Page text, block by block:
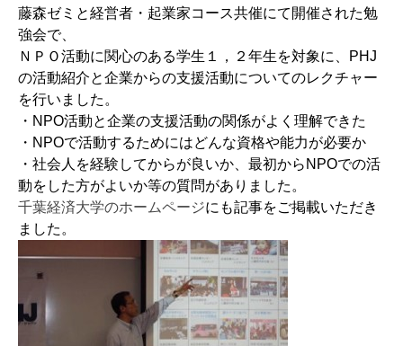
藤森ゼミと経営者・起業家コース共催にて開催された勉
強会で、
ＮＰＯ活動に関心のある学生１，２年生を対象に、PHJ
の活動紹介と企業からの支援活動についてのレクチャー
を行いました。
・NPO活動と企業の支援活動の関係がよく理解できた
・NPOで活動するためにはどんな資格や能力が必要か
・社会人を経験してからが良いか、最初からNPOでの活
動をした方がよいか等の質問がありました。
千葉経済大学のホームページにも記事をご掲載いただき
ました。